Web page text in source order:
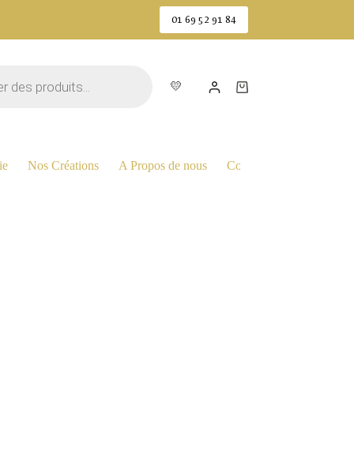
01 69 52 91 84
💛
Panier
Nos Créations A Propos de nous Contactez Nous